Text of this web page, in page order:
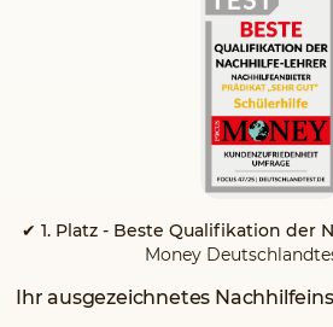
✔ 1. Platz - Beste Qualifikation der
Money
Ihr ausgezeichnetes